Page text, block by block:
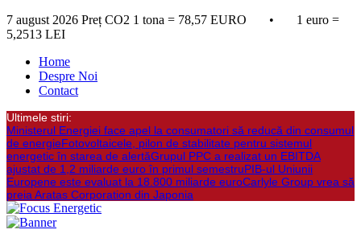
7 august 2026 Preț CO2 1 tona = 78,57 EURO • 1 euro =
5,2513 LEI
Home
Despre Noi
Contact
Ultimele stiri:
Ministerul Energiei face apel la consumatori să reducă din consumul
de energieFotovoltaicele, pilon de stabilitate pentru sistemul
energetic în starea de alertăGrupul PPC a realizat un EBITDA
ajustat de 1,2 miliarde euro în primul semestruPIB-ul Uniunii
Europene este evaluat la 18.800 miliarde euroCarlyle Group vrea să
preia Aratas Corporation din Japonia